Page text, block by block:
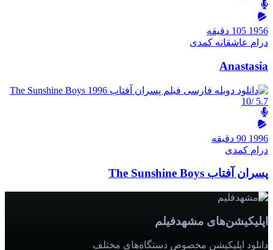
1956 105 دقیقه
درام عاشقانه کمدی
Anastasia
5.7
/10
1996 90 دقیقه
درام کمدی
پسران آفتاب The Sunshine Boys
اپلیکیشن‌های مشهدفیلم
دانلود اپلیکیشن مخصوص دستگاه‌های مختلف